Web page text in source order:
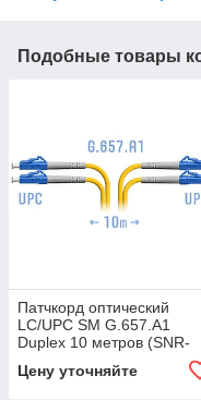
Подобные товары
Патчкорд оптический
LC/UPC SM G.657.A1
Duplex 10 метров (SNR-
PC-LC/UPC-DPX-A-10m)
Цену уточняйте